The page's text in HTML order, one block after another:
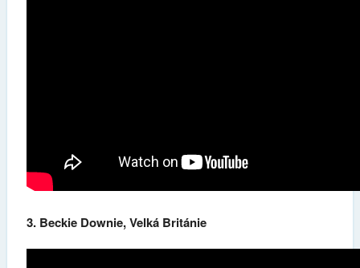
3. Beckie Downie, Velká Británie